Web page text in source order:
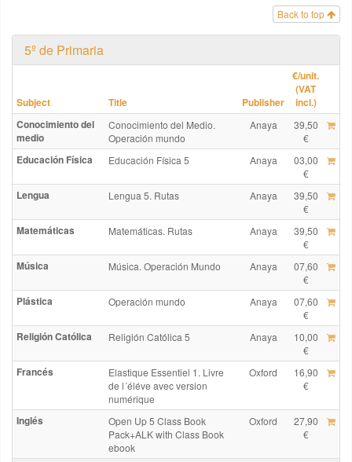
Back to top
5º de Primaria
Subject Title Publisher
€/unit.
(VAT
incl.)
Conocimiento del
medio
Conocimiento del Medio.
Operación mundo
Anaya
39,50
€
Educación Física Educación Física 5 Anaya
03,00
€
Lengua Lengua 5. Rutas Anaya
39,50
€
Matemáticas Matemáticas. Rutas Anaya
39,50
€
Música Música. Operación Mundo Anaya
07,60
€
Plástica Operación mundo Anaya
07,60
€
Religión Católica Religión Católica 5 Anaya
10,00
€
Francés
Elastique Essentiel 1. Livre
de l´éléve avec version
numérique
Oxford
16,90
€
Inglés
Open Up 5 Class Book
Pack+ALK with Class Book
ebook
Oxford
27,90
€